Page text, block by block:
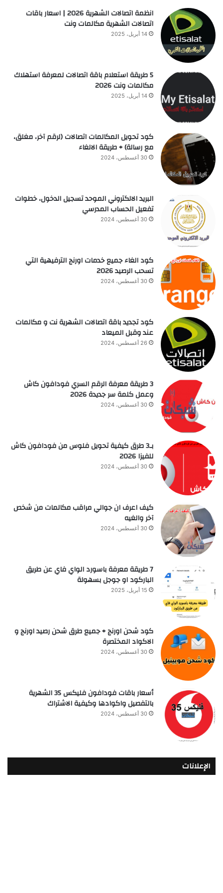
انظمة اتصالات الشهرية 2026 | اسعار باقات
اتصالات الشهرية مكالمات ونت
14 أبريل، 2025
5 طريقة استعلام باقة اتصالات لمعرفة استهلاك
مكالمات ونت 2026
14 أبريل، 2025
كود تحويل المكالمات اتصالات (لرقم آخر، مغلق،
مع رسالة) + طريقة الالغاء
30 أغسطس، 2024
البريد الالكتروني الموحد تسجيل الدخول، خطوات
تفعيل الحساب المدرسي
30 أغسطس، 2024
كود الغاء جميع خدمات اورنج الترفيهية التي
تسحب الرصيد 2026
30 أغسطس، 2024
كود تجديد باقة اتصالات الشهرية نت و مكالمات
عند وقبل الميعاد
26 أغسطس، 2024
3 طريقة معرفة الرقم السري فودافون كاش
وعمل كلمة سر جديدة 2026
30 أغسطس، 2024
بـ3 طرق كيفية تحويل فلوس من فودافون كاش
للفيزا 2026
30 أغسطس، 2024
كيف اعرف ان جوالي مراقب مكالمات من شخص
آخر والغيه
30 أغسطس، 2024
7 طريقة معرفة باسورد الواي فاي عن طريق
الباركود او جوجل بسهولة
15 أبريل، 2025
كود شحن اورنج + جميع طرق شحن رصيد اورنج و
الاكواد المختصرة
30 أغسطس، 2024
أسعار باقات فودافون فلیکس 35 الشهرية
بالتفصيل واكوادها وكيفية الاشتراك
30 أغسطس، 2024
الإعلانات